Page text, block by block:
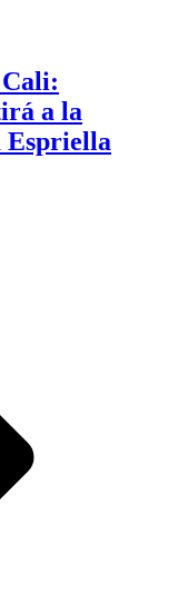
a la
Espriella